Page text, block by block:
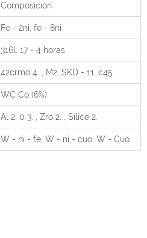
Composición
Fe - 2ni, fe - 8ni
316l, 17 - 4 horas
42crmo 4. , M2, SKD - 11, c45
WC Co (6%)
Al 2. 0 3. , Zro 2. , Sílice 2.
W - ni - fe, W - ni - cuo, W - Cuo